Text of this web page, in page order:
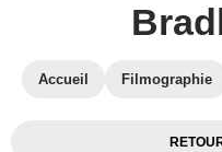
Accueil Filmographie